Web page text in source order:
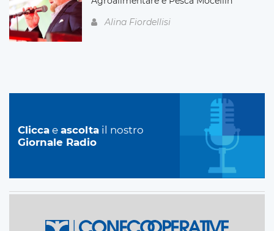
Alina Fiordellisi
Clicca e ascolta il nostro
Giornale Radio